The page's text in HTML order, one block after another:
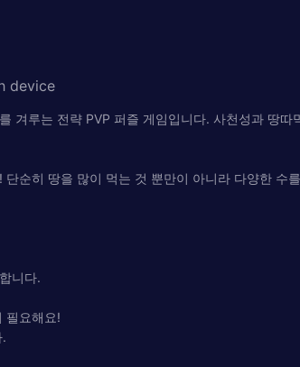
device
겨루는 전략 PVP 퍼즐 게임입니다. 사천성과 땅
순히 땅을 많이 먹는 것 뿐만이 아니라 다양한 수
니다.
필요해요!